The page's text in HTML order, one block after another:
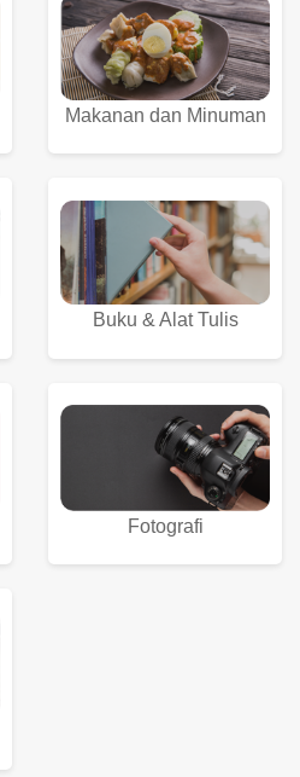
Makanan dan Minuman
Buku & Alat Tulis
Fotografi